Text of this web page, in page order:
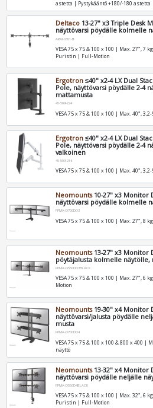
astetta | Pystykääntö +180/-180
Deltaco 13-27" x3 Triple Desk
näyttövarsi pöydälle kolmelle
ARM-0301-B
VESA 75 x 75 & 100 x 100 | Max. 27", 7
Puristin | Full-Motion
Ergotron ≤40" x2-4 LX Dual
Pole, näyttövarsi pöydälle 2-4
mattamusta
45-509-224
VESA 75 x 75 & 100 x 100 | Max. 40",
Ergotron ≤40" x2-4 LX Dual
Pole, näyttövarsi pöydälle 2-4
valkoinen
45-509-216
VESA 75 x 75 & 100 x 100 | Max. 40",
Neomounts10-27" x3 Monitor
näyttövarsi pöydälle kolmelle
FPMA-D700DD3
VESA 75 x 75 & 100 x 100 | Max. 27", 8
Neomounts13-27" x3 Monitor
pöytäjalusta kolmelle näytölle,
FPMA-D550DD3BLACK
VESA 75 x 75 & 100 x 100 | Max. 27", 6
Motion
Neomounts19-30" x4 Monitor
näyttövarsi/jalusta pöydälle
musta
FPMA-D700DD4
VESA 75 x 75 & 100 x 100 & 800 x 400 |
näyttö
Neomounts13-32" x4 Monitor
näyttövarsi pöydälle neljälle
FPMA-D550D4BLACK
VESA 75 x 75 & 100 x 100 | Max. 32", 6
Puristin | Full-Motion